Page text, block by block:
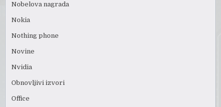
Nobelova nagrada
Nokia
Nothing phone
Novine
Nvidia
Obnovljivi izvori
Office